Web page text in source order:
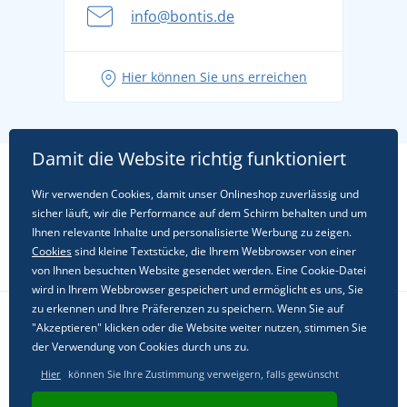
info@bontis.de
Hier können Sie uns erreichen
Folgen Sie uns in sozialen Netzwerken
Damit die Website richtig funktioniert
Wir verwenden Cookies, damit unser Onlineshop zuverlässig und
sicher läuft, wir die Performance auf dem Schirm behalten und um
Ihnen relevante Inhalte und personalisierte Werbung zu zeigen.
Cookiessind kleine Textstücke, die Ihrem Webbrowser von einer
von Ihnen besuchten Website gesendet werden. Eine Cookie-Datei
wird in Ihrem Webbrowser gespeichert und ermöglicht es uns, Sie
zu erkennen und Ihre Präferenzen zu speichern. Wenn Sie auf
"Akzeptieren" klicken oder die Website weiter nutzen, stimmen Sie
der Verwendung von Cookies durch uns zu.
Hier können Sie Ihre Zustimmung verweigern, falls gewünscht